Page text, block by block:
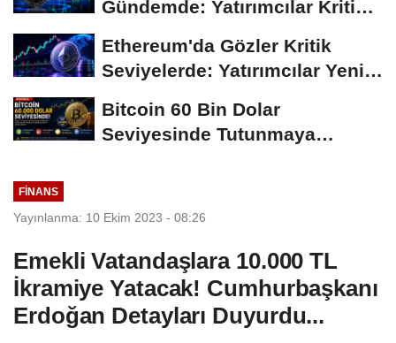
Gündemde: Yatırımcılar Kritik
Ethereum'da Gözler Kritik
Seviyelerde: Yatırımcılar Yeni
Bitcoin 60 Bin Dolar
Seviyesinde Tutunmaya
FINANS
Yayınlanma: 10 Ekim 2023 - 08:26
Emekli Vatandaşlara 10.000 TL
İkramiye Yatacak! Cumhurbaşkanı
Erdoğan Detayları Duyurdu...